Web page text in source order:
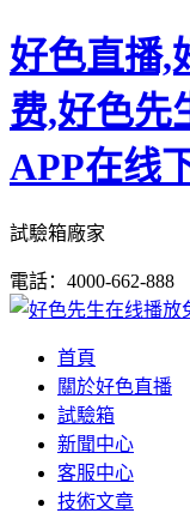
好色直播,
费,好色先
APP在线
試驗箱廠家
電話：4000-662-888
首頁
關於好色直播
試驗箱
新聞中心
客服中心
技術文章